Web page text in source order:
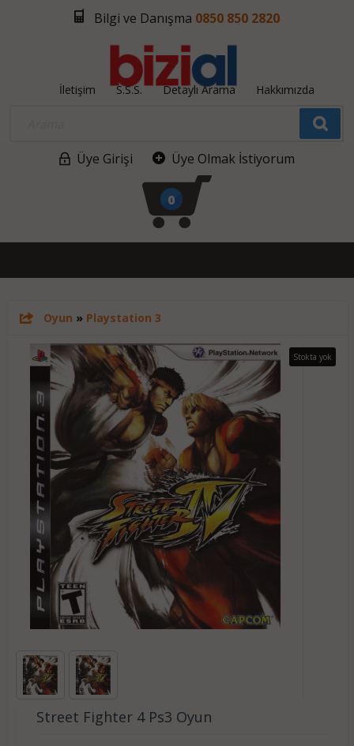
Bilgi ve Danışma 0850 850 2820
İletişim S.S.S. Detaylı Arama Hakkımızda
Üye Girişi Üye Olmak İstiyorum
0
Oyun » Playstation 3
Stokta yok
Street Fighter 4 Ps3 Oyun